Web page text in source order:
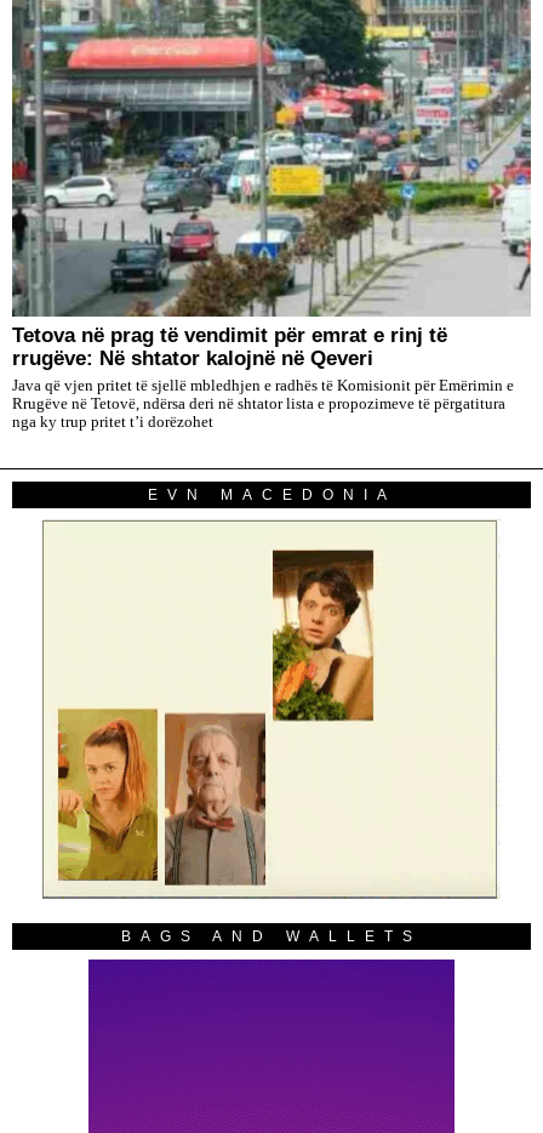
Tetova në prag të vendimit për emrat e rinj të
rrugëve: Në shtator kalojnë në Qeveri
Java që vjen pritet të sjellë mbledhjen e radhës të Komisionit për Emërimin e
Rrugëve në Tetovë, ndërsa deri në shtator lista e propozimeve të përgatitura
nga ky trup pritet t’i dorëzohet
EVN MACEDONIA
BAGS AND WALLETS